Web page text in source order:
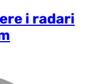
i radari